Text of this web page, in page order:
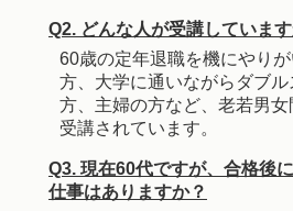
Q2. どんな人が受講しています
60歳の定年退職を機にやり
方、大学に通いながらダブル
方、主婦の方など、老若男
受講されています。
Q3. 現在60代ですが、合格後
仕事はありますか？